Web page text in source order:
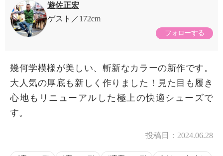
遊佐正宏
ゲスト
172cm
フォローする
幾何学模様が美しい、斬新なカラーの新作です。
大人気の厚底も新しく作りました！見た目も履き
心地もリニューアルした極上の快適シューズで
す。
投稿日： 2024.06.28